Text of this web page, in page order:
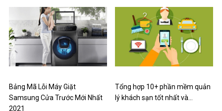
Bảng Mã Lỗi Máy Giặt
Samsung Cửa Trước Mới Nhất
2021
Tổng hợp 10+ phần mềm quản
lý khách sạn tốt nhất và…